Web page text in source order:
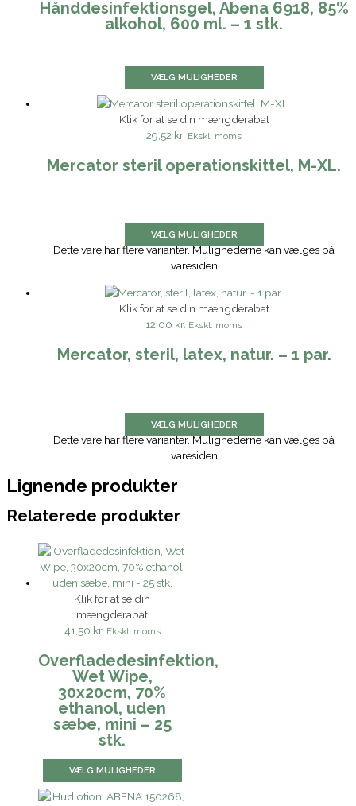
Hånddesinfektionsgel, Abena 6918, 85%
alkohol, 600 ml. – 1 stk.
VÆLG MULIGHEDER
Klik for at se din mængderabat
29,52 kr. Ekskl. moms
Mercator steril operationskittel, M-XL.
VÆLG MULIGHEDER
Dette vare har flere varianter. Mulighederne kan vælges på
varesiden
Klik for at se din mængderabat
12,00 kr. Ekskl. moms
Mercator, steril, latex, natur. – 1 par.
VÆLG MULIGHEDER
Dette vare har flere varianter. Mulighederne kan vælges på
varesiden
Lignende produkter
Relaterede produkter
Klik for at se din
mængderabat
41,50 kr. Ekskl. moms
Overfladedesinfektion,
Wet Wipe,
30x20cm, 70%
ethanol, uden
sæbe, mini – 25
stk.
VÆLG MULIGHEDER